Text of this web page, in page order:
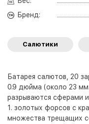
Бренд:
Салютики
Батарея салютов, 20
0.9 дюйма (около 23
разрываются сферами
1. золотых форсов с
множества трещащих